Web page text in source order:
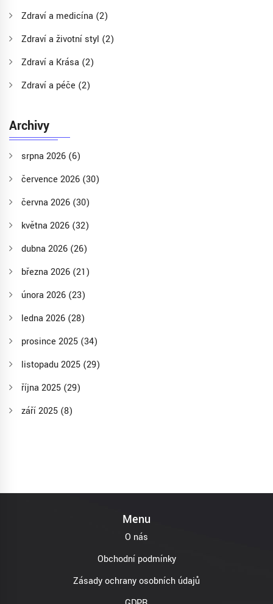
Zdraví a medicína (2)
Zdraví a životní styl (2)
Zdraví a Krása (2)
Zdraví a péče (2)
Archivy
srpna 2026 (6)
července 2026 (30)
června 2026 (30)
května 2026 (32)
dubna 2026 (26)
března 2026 (21)
února 2026 (23)
ledna 2026 (28)
prosince 2025 (34)
listopadu 2025 (29)
října 2025 (29)
září 2025 (8)
Menu
O nás
Obchodní podmínky
Zásady ochrany osobních údajů